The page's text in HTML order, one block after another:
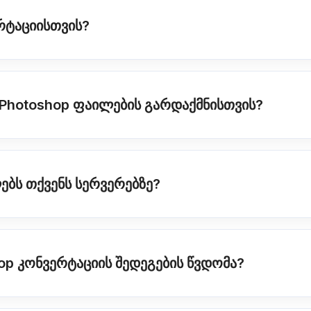
ფაილების გარდაქმნისთვის?
თქვენს სერვერებზე?
კონვერტაციის შედეგების წვდომა?